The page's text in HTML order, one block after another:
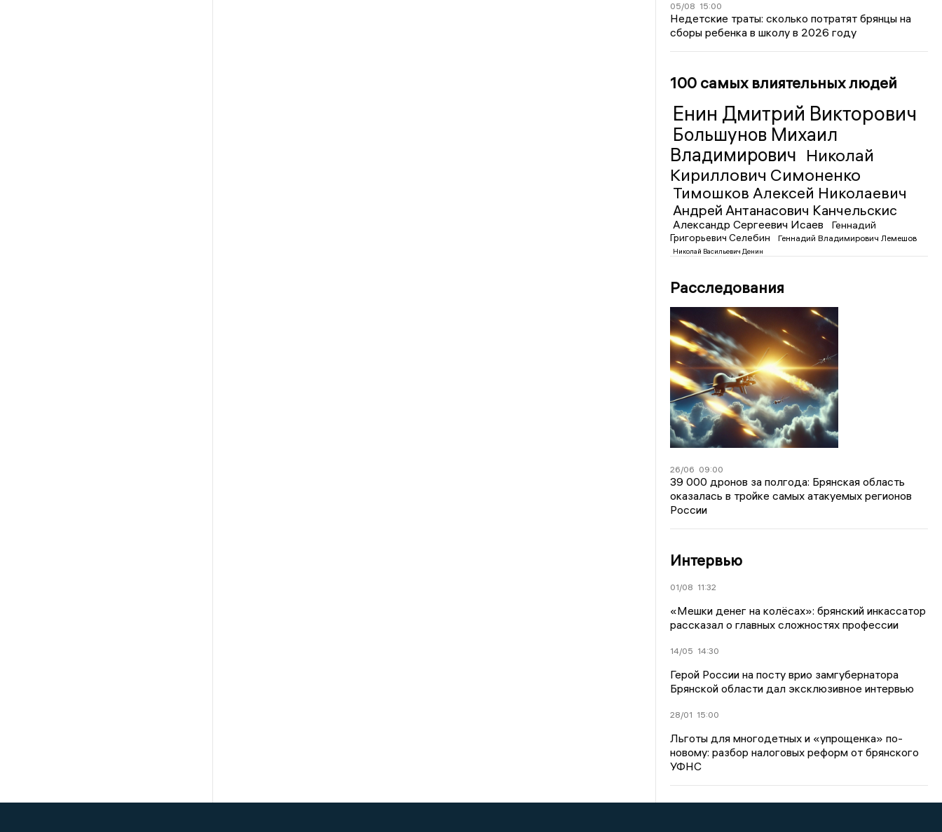
05/08 15:00
Недетские траты: сколько потратят брянцы на
сборы ребенка в школу в 2026 году
100 самых влиятельных людей
Енин Дмитрий Викторович
Большунов Михаил
Владимирович Николай
Кириллович Симоненко
Тимошков Алексей Николаевич
Андрей Антанасович Канчельскис
Александр Сергеевич Исаев
Геннадий
Григорьевич Селебин
Геннадий Владимирович Лемешов
Николай Васильевич Денин
Расследования
26/06 09:00
39 000 дронов за полгода: Брянская область
оказалась в тройке самых атакуемых регионов
России
Интервью
01/08 11:32
«Мешки денег на колёсах»: брянский инкассатор
рассказал о главных сложностях профессии
14/05 14:30
Герой России на посту врио замгубернатора
Брянской области дал эксклюзивное интервью
28/01 15:00
Льготы для многодетных и «упрощенка» по-
новому: разбор налоговых реформ от брянского
УФНС